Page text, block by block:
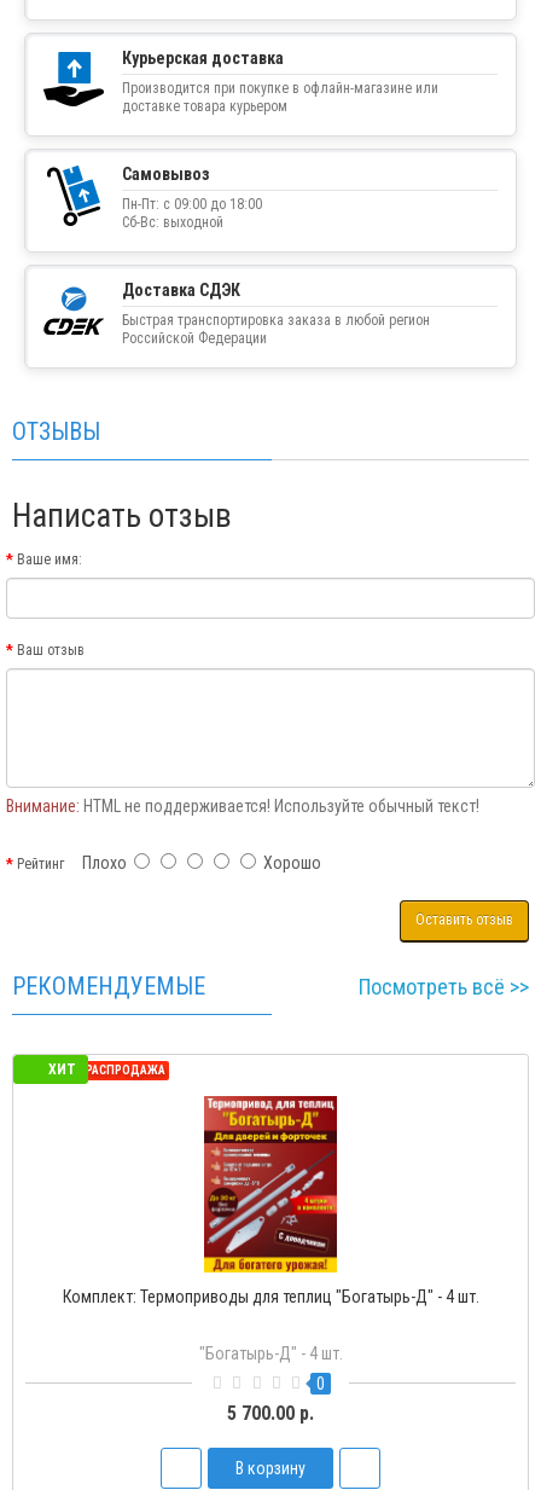
Курьерская доставка
Производится при покупке в офлайн-магазине или
доставке товара курьером
Самовывоз
Пн-Пт: с 09:00 до 18:00
Сб-Вс: выходной
Доставка СДЭК
Быстрая транспортировка заказа в любой регион
Российской Федерации
ОТЗЫВЫ
Написать отзыв
Ваше имя:
Ваш отзыв
Внимание: HTML не поддерживается! Используйте обычный текст!
РейтингПлохо Хорошо
Оставить отзыв
РЕКОМЕНДУЕМЫЕ Посмотреть всё >>
ХИТ
СЕЗОННАЯ РАСПРОДАЖА
Термопривод для теплиц "Богатырь-1" с одной пружиной
Богатырь-1
1
2 250.00 р.
В корзину